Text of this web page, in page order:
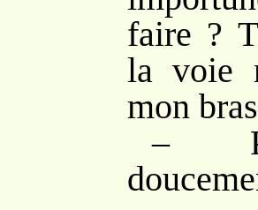
faire ?
la voie
mon
–